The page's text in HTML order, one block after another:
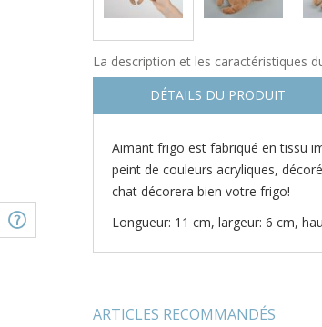
La description et les caractéristiques
DÉTAILS DU PRODUIT
Aimant frigo est fabriqué en tissu
peint de couleurs acryliques,
chat décorera bien votre frigo!
Longueur: 11 cm, largeur: 6 cm,
ARTICLES RECOMMANDÉS